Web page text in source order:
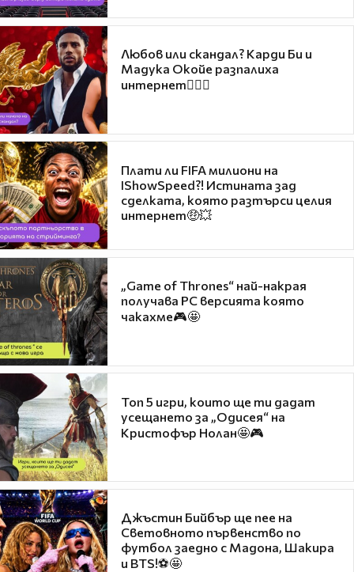
Любов или скандал? Карди Би и
Мадука Окойе разпалиха
интернет❤️‍🔥🔥
Плати ли FIFA милиони на
IShowSpeed?! Истината зад
сделката, която разтърси целия
интернет🤑💥
„Game of Thrones“ най-накрая
получава PC версията която
чакахме🎮🤩
Топ 5 игри, които ще ти дадат
усещането за „Одисея“ на
Кристофър Нолан🤩🎮
Джъстин Бийбър ще пее на
Световното първенство по
футбол заедно с Мадона, Шакира
и BTS!⚽🤩